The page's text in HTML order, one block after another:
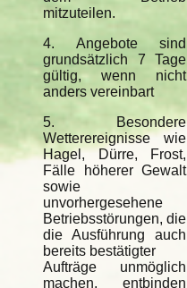
mitzuteilen.
4. Angebote sind
grundsätzlich 7 Tage
gültig, wenn nicht
anders vereinbart
5. Besondere
Wetterereignisse wie
Hagel, Dürre, Frost,
Fälle höherer Gewalt
sowie
unvorhergesehene
Betriebsstörungen, die
die Ausführung auch
bereits bestätigter
Aufträge unmöglich
machen, entbinden